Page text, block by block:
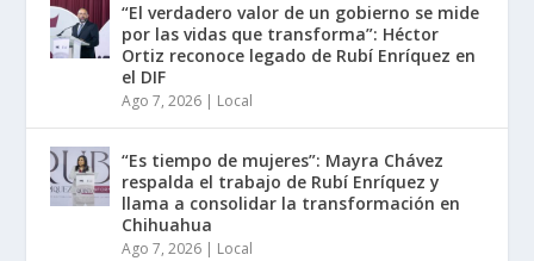
“El verdadero valor de un gobierno se mide
por las vidas que transforma”: Héctor
Ortiz reconoce legado de Rubí Enríquez en
el DIF
Ago 7, 2026 | Local
“Es tiempo de mujeres”: Mayra Chávez
respalda el trabajo de Rubí Enríquez y
llama a consolidar la transformación en
Chihuahua
Ago 7, 2026 | Local